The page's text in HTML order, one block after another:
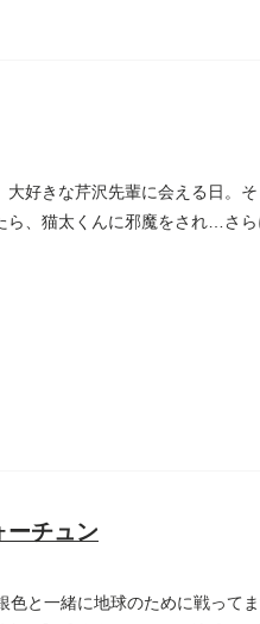
好きな芹沢先輩に会える日。
ら、猫太くんに邪魔をされ…さ
チュン
色と一緒に地球のために戦って